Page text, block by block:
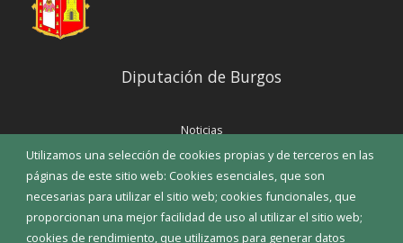
Utilizamos una selección de cookies propias y de terceros en las
páginas de este sitio web: Cookies esenciales, que son
necesarias para utilizar el sitio web; cookies funcionales, que
proporcionan una mejor facilidad de uso al utilizar el sitio web;
cookies de rendimiento, que utilizamos para generar datos
Diputación de Burgos
Noticias
Eventos
Corporación Municipal
Teléfonos de interés
INICIAR SESIÓN